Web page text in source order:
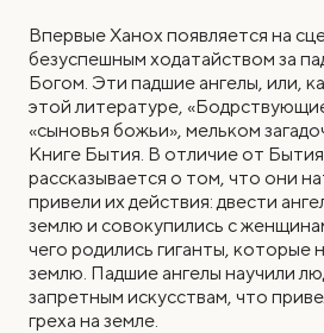
Впервые Ханох появляется на
безуспешным ходатайством за
Богом. Эти падшие ангелы, или,
этой литературе,
«сыновья божьи», мельком
Книге Бытия. В отличие от
рассказывается о том, что они
привели их действия: двести
землю и совокупились с
чего родились гиганты, которые
землю. Падшие ангелы научили
запретным искусствам, что
греха на земле.